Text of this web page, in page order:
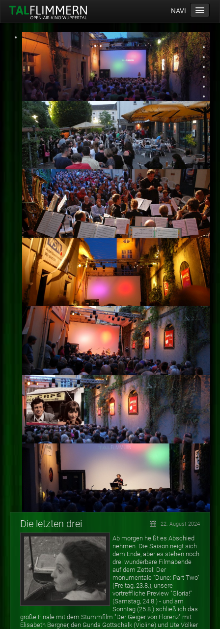
NAVI
Home
Programm
Service
Ticketinfos
Ort
Anreise
Wetter
Kinogutschein
Konzept
Archiv
Kontakt
Impressum
Datenschutz
Die letzten drei 22. August 2024
Ab morgen heißt es Abschied
nehmen. Die Saison neigt sich
dem Ende, aber es stehen noch
drei wunderbare Filmabende
auf dem Zettel: Der
monumentale "Dune: Part Two"
(Freitag, 23.8.), unsere
vortreffliche Preview "Gloria!"
(Samstag, 24.8.) - und am
Sonntag (25.8.) schließlich das
große Finale mit dem Stummfilm "Der Geiger von Florenz" mit
Elisabeth Bergner, den Gunda Gottschalk (Violine) und Ute Völker